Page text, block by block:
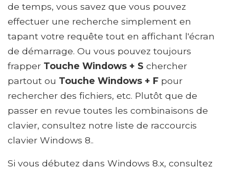
de temps, vous savez que vous pouvez
effectuer une recherche simplement en
tapant votre requête tout en affichant l'écran
de démarrage. Ou vous pouvez toujours
frapper Touche Windows + S chercher
partout ou Touche Windows + F pour
rechercher des fichiers, etc. Plutôt que de
passer en revue toutes les combinaisons de
clavier, consultez notre liste de raccourcis
clavier Windows 8..
Si vous débutez dans Windows 8.x, consultez